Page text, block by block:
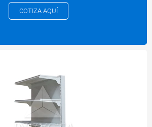
COTIZA AQUÍ